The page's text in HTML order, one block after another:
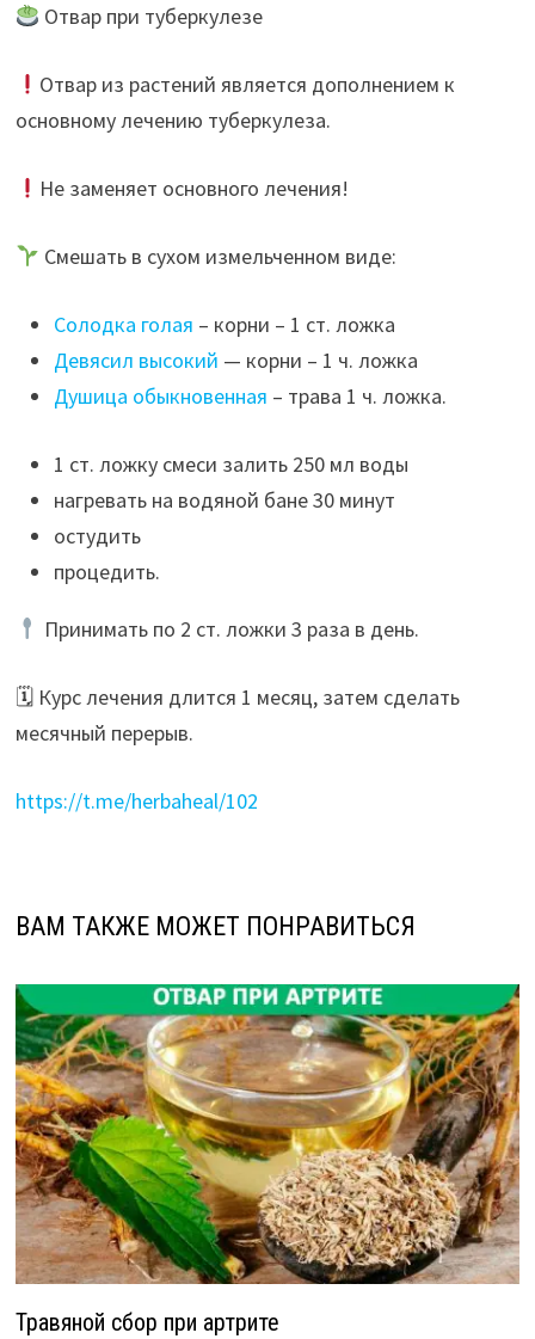
Отвар при туберкулезе
Отвар из растений является дополнением к
основному лечению туберкулеза.
Не заменяет основного лечения!
Смешать в сухом измельченном виде:
Солодка голая – корни – 1 ст. ложка
Девясил высокий — корни – 1 ч. ложка
Душица обыкновенная – трава 1 ч. ложка.
1 ст. ложку смеси залить 250 мл воды
нагревать на водяной бане 30 минут
остудить
процедить.
Принимать по 2 ст. ложки 3 раза в день.
🗓 Курс лечения длится 1 месяц, затем сделать
месячный перерыв.
https://t.me/herbaheal/102
ВАМ ТАКЖЕ МОЖЕТ ПОНРАВИТЬСЯ
Травяной сбор при артрите